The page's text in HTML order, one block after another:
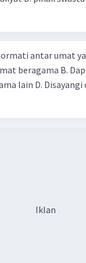
Level 67
antar umat
beragama B.
lain D.
Iklan